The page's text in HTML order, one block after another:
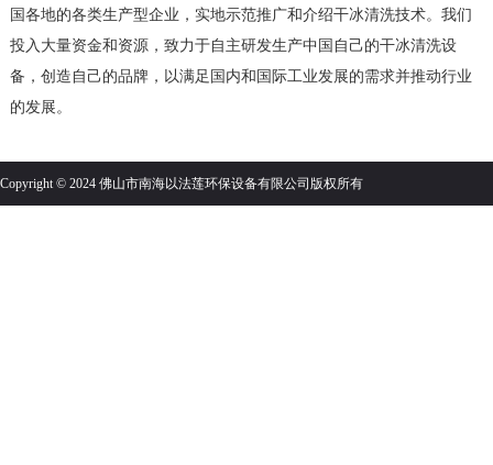
国各地的各类生产型企业，实地示范推广和介绍干冰清洗技术。我们
投入大量资金和资源，致力于自主研发生产中国自己的干冰清洗设
备，创造自己的品牌，以满足国内和国际工业发展的需求并推动行业
的发展。
Copyright © 2024 佛山市南海以法莲环保设备有限公司版权所有